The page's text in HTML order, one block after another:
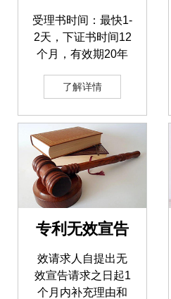
受理书时间：最快1-
2天，下证书时间12
个月，有效期20年
了解详情
专利无效宣告
效请求人自提出无
效宣告请求之日起1
个月内补充理由和